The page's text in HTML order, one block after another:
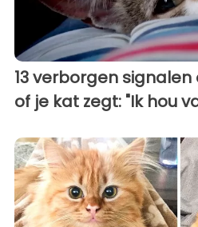
13 verborgen
of je kat zegt: "Ik hou